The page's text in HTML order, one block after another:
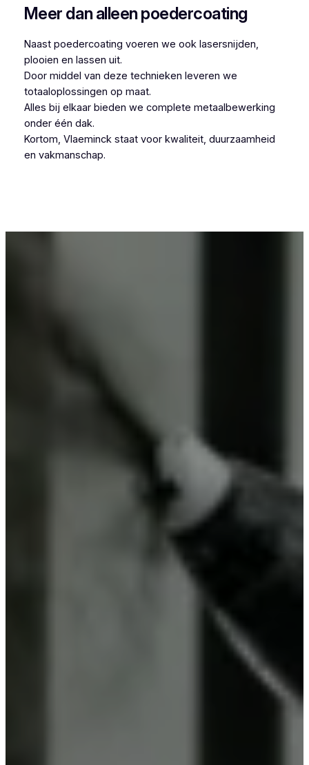
Meer dan alleen poedercoating
Naast poedercoating voeren we ook lasersnijden,
plooien en lassen uit.
Door middel van deze technieken leveren we
totaaloplossingen op maat.
Alles bij elkaar bieden we complete metaalbewerking
onder één dak.
Kortom, Vlaeminck staat voor kwaliteit, duurzaamheid
en vakmanschap.